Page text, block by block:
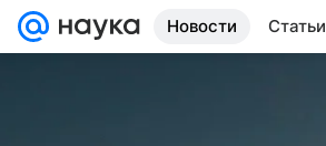
Новости Статьи